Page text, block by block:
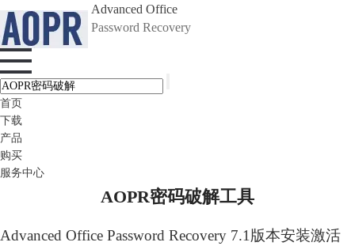
Advanced Office
Password Recovery
首页
下载
产品
购买
服务中心
AOPR密码破解工具
Advanced Office Password Recovery 7.1版本安装激活